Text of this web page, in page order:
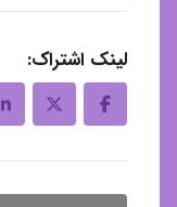
لینک اشتراک: